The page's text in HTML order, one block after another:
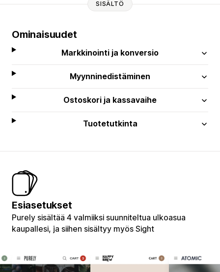
SISÄLTÖ
Ominaisuudet
Markkinointi ja konversio
Myynninedistäminen
Ostoskori ja kassavaihe
Tuotetutkinta
Esiasetukset
Purely sisältää 4 valmiiksi suunniteltua ulkoasua
kaupallesi, ja siihen sisältyy myös Sight